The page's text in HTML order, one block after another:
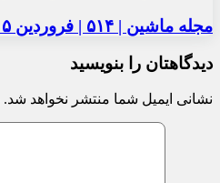
مجله ماشین | ۵۱۴ | فروردین ۱۴۰۵
دیدگاهتان را بنویسید
نشانی ایمیل شما منتشر نخواهد شد.